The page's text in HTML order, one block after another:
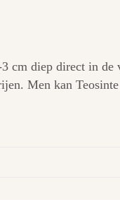
cm diep direct in
Men kan